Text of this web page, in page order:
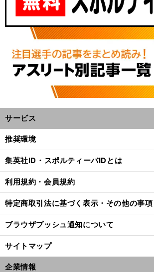
サービス
推奨環境
集英社ID・スポルティーバIDとは
利用規約・会員規約
特定商取引法に基づく表示・その他の事項
ブラウザプッシュ通知について
サイトマップ
企業情報